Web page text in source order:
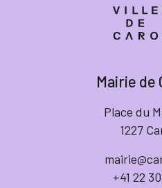
Mairie de
Place du
1227
+41 22